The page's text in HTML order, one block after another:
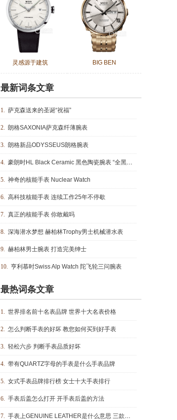
灵感源于建筑 BIG BEN
最新词条文章
1. 萨克森送来的圣诞“祝福”
2. 朗格SAXONIA萨克森纤薄腕表
3. 朗格新品ODYSSEUS朗格腕表
4. 豪朗时HL Black Ceramic 黑色陶瓷腕表 “全黑”色泽阐述时间结构
5. 神奇的核能手表 Nuclear Watch
6. 高科技核能手表 连续工作25年不停歇
7. 真正的核能手表 你敢戴吗
8. 深海潜水梦想 赫柏林Trophy男士机械潜水表
9. 赫柏林男士腕表 打造完美绅士
10. 亨利慕时Swiss Alp Watch 陀飞轮三问腕表
最热词条文章
1. 世界排名前十名表品牌 世界十大名表价格
2. 怎么判断手表的好坏 教您如何买到好手表
3. 轻松六步 判断手表品质好坏
4. 带有QUARTZ字母的手表是什么手表品牌
5. 女式手表品牌排行榜 女士十大手表排行
6. 手表后盖怎么打开 开手表后盖的方法
7. 手表上GENUINE LEATHER是什么意思 三款真皮手表推荐！